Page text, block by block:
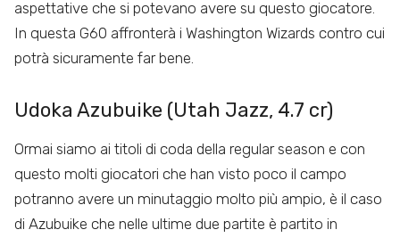
aspettative che si potevano avere su questo giocatore.
In questa G60 affronterà i Washington Wizards contro cui
potrà sicuramente far bene.
Udoka Azubuike (Utah Jazz, 4.7 cr)
Ormai siamo ai titoli di coda della regular season e con
questo molti giocatori che han visto poco il campo
potranno avere un minutaggio molto più ampio, è il caso
di Azubuike che nelle ultime due partite è partito in